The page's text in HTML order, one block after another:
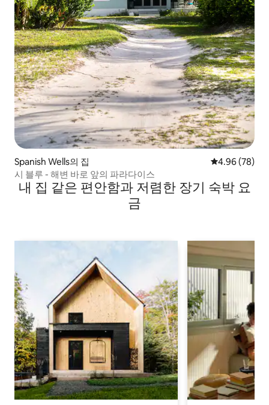
Spanish Wells의 집 평점 4.96점(5
4.96 (78)
시 블루 - 해변 바로 앞의 파라다이스
내 집 같은 편안함과 저렴한 장기 숙박 요
금